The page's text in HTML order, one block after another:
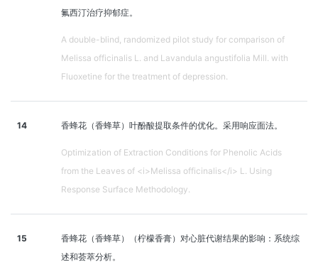
氟西汀治疗抑郁症。
A double-blind, randomized pilot study for comparison of
Melissa officinalis L. and Lavandula angustifolia Mill. with
Fluoxetine for the treatment of depression.
14 香蜂花（香蜂草）叶酚酸提取条件的优化。采用响应面法。
Optimization of Extraction Conditions for Phenolic Acids
from the Leaves of <i>Melissa officinalis</i> L. Using
Response Surface Methodology.
15
香蜂花（香蜂草）（柠檬香膏）对心脏代谢结果的影响：系统综
述和荟萃分析。